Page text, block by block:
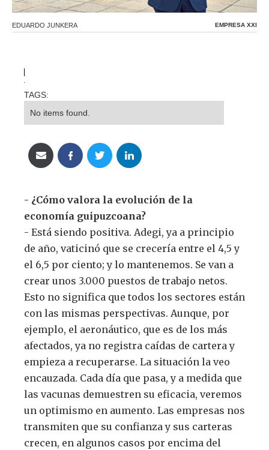
Text Link
EDUARDO JUNKERA EMPRESA XXI
TAGS:
No items found.
- ¿Cómo valora la evolución de la
economía guipuzcoana?
- Está siendo positiva. Adegi, ya a principio
de año, vaticinó que se crecería entre el 4,5 y
el 6,5 por ciento; y lo mantenemos. Se van a
crear unos 3.000 puestos de trabajo netos.
Esto no significa que todos los sectores están
con las mismas perspectivas. Aunque, por
ejemplo, el aeronáutico, que es de los más
afectados, ya no registra caídas de cartera y
empieza a recuperarse. La situación la veo
encauzada. Cada día que pasa, y a medida que
las vacunas demuestren su eficacia, veremos
un optimismo en aumento. Las empresas nos
transmiten que su confianza y sus carteras
crecen, en algunos casos por encima del